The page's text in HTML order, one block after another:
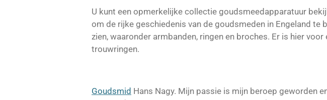
U kunt een opmerkelijke collectie goudsmeedapparatuur
om de rijke geschiedenis van de goudsmeden in Engeland te
zien, waaronder armbanden, ringen en broches. Er is hier
trouwringen.
Goudsmid Hans Nagy. Mijn passie is mijn beroep geworden